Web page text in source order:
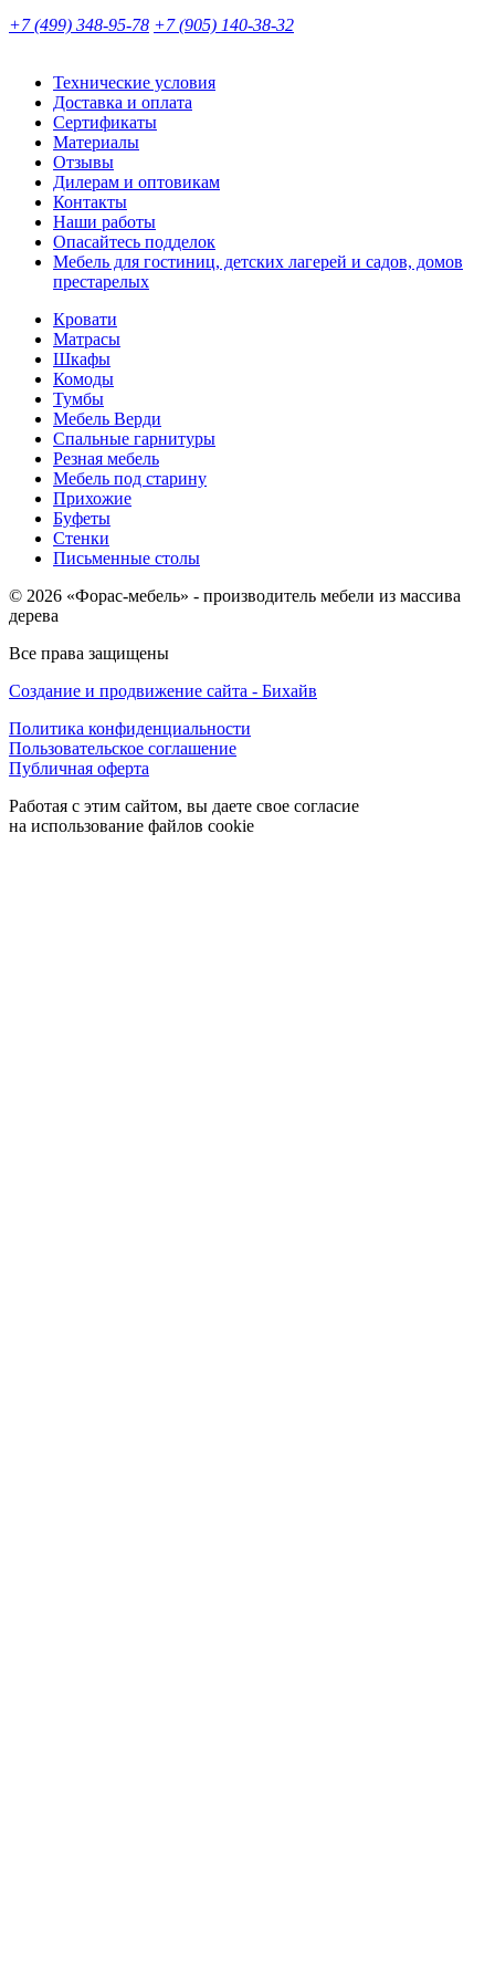
+7 (499) 348-95-78 +7 (905) 140-38-32
Технические условия
Доставка и оплата
Сертификаты
Материалы
Отзывы
Дилерам и оптовикам
Контакты
Наши работы
Опасайтесь подделок
Мебель для гостиниц, детских лагерей и садов, домов
престарелых
Кровати
Матрасы
Шкафы
Комоды
Тумбы
Мебель Верди
Спальные гарнитуры
Резная мебель
Мебель под старину
Прихожие
Буфеты
Стенки
Письменные столы
© 2026 «Форас-мебель» - производитель мебели из массива
дерева
Все права защищены
Создание и продвижение сайта - Бихайв
Политика конфиденциальности
Пользовательское соглашение
Публичная оферта
Работая с этим сайтом, вы даете свое согласие
на использование файлов cookie